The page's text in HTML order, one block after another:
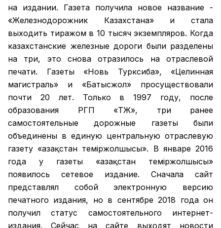
на издании. Газета получила новое название -
«Железнодорожник Казахстана» и стала
выходить тиражом в 10 тысяч экземпляров. Когда
казахстанские железные дороги были разделены
на три, это снова отразилось на отраслевой
печати. Газеты «Новь Турксиба», «Целинная
магистраль» и «Батысжол» просуществовали
почти 20 лет. Только в 1997 году, после
образования РГП «ҚТЖ», три ранее
самостоятельные дорожные газеты были
объединены в единую центральную отраслевую
газету «Қазақстан темiржолшысы». В январе 2016
года у газеты «Қазақстан теміржолшысы»
появилось сетевое издание. Сначала сайт
представлял собой электронную версию
печатного издания, но в сентябре 2018 года он
получил статус самостоятельного интернет-
издания. Сейчас на сайте выходят новости